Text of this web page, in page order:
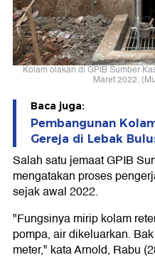
Kolam olakan di GPIB Sumber
Maret 2022.
Baca juga:
Pembangunan
Gereja di Lebak
Salah satu jemaat GPIB
mengatakan proses
sejak awal 2022.
"Fungsinya mirip kolam
pompa, air dikeluarkan.
meter," kata Arnold, Rabu